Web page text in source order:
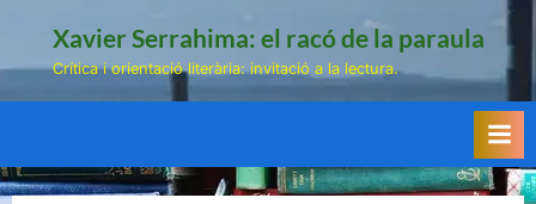
Xavier Serrahima: el racó de la paraula
Crítica i orientació literària: invitació a la lectura.